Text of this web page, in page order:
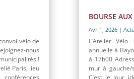
vélo de
nous
!
Paris, lieu
BOURSE
Avr 1, 2026|
L’Atelier Vélo
annuelle à
à 17h00
mur à gauche/
C’est le jour